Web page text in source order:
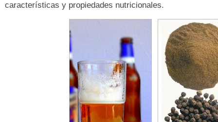
características y propiedades nutricionales.